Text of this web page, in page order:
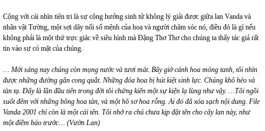
Cộng với cái nhìn tiên tri là sự cộng hưởng sinh tử không lý giải được giữa lan Vanda và
nhân vật Tường, một sợi dây nối số mệnh của hoa và người chăm sóc nó, điều đó là gì nếu
không phải là một thứ trực giác về siêu hình mà Đặng Thơ Thơ cho chúng ta thấy tác giả rất
tin vào sự có mặt của chúng.
… Mới sáng nay chúng còn mọng nước và tươi mát. Bây giờ cánh hoa mỏng tanh, tôi nhìn
được những đường gân cong quắt. Những đóa hoa bị hút kiệt sinh lực. Chúng khô héo và
tàn tạ. Đấy là lần đầu tiên trong đời tôi chứng kiến một sự kiện lạ lùng như vậy. …Tôi ngồi
suốt đêm với những bông hoa tàn, và một hồ sơ hoa rỗng. Ai đó đã xóa sạch nội dung. File
Vanda 2001 chỉ còn là một cái tên. Tôi nhớ ra chú chưa kịp đặt tên cho cây lan này, như
một điềm báo trước… (Vườn Lan)